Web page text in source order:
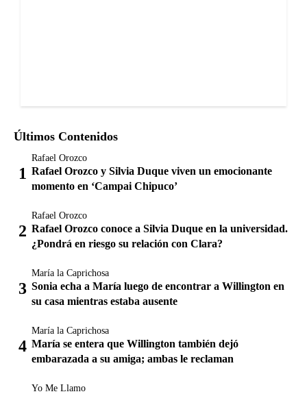
Últimos Contenidos
Rafael Orozco
Rafael Orozco y Silvia Duque viven un emocionante
momento en ‘Campai Chipuco’
Rafael Orozco
Rafael Orozco conoce a Silvia Duque en la universidad.
¿Pondrá en riesgo su relación con Clara?
María la Caprichosa
Sonia echa a María luego de encontrar a Willington en
su casa mientras estaba ausente
María la Caprichosa
María se entera que Willington también dejó
embarazada a su amiga; ambas le reclaman
Yo Me Llamo